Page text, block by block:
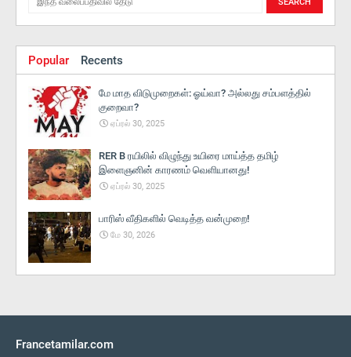
Popular Recents
மே மாத விடுமுறைகள்: ஓய்வா? அல்லது சம்பளத்தில்
குறைவா?
ஏப்ரல் 30, 2025
RER B ரயிலில் விழுந்து உயிரை மாய்த்த தமிழ்
இளைஞனின் காரணம் வெளியானது!
ஏப்ரல் 30, 2025
பாரிஸ் வீதிகளில் வெடித்த வன்முறை!
மே 30, 2026
Francetamilar.com